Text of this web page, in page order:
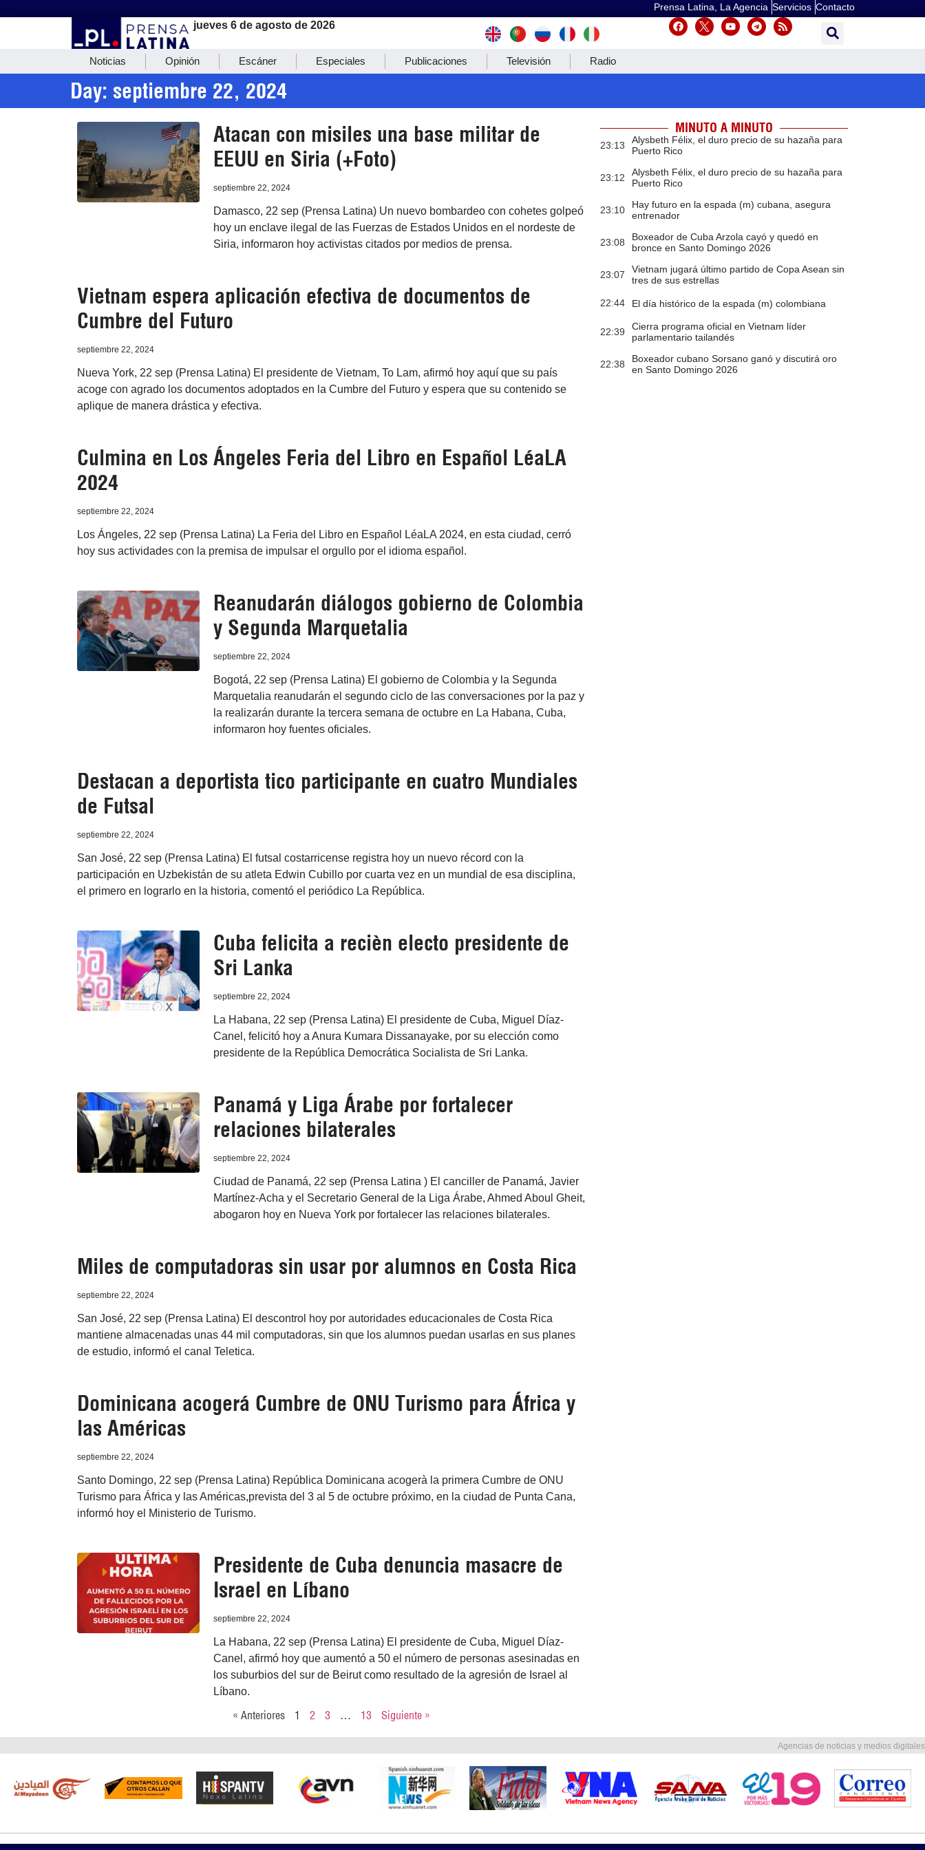
Prensa Latina, La Agencia Servicios Contacto
jueves 6 de agosto de 2026
Noticias Opinión Escáner Especiales Publicaciones Televisión Radio
Day: septiembre 22, 2024
Atacan con misiles una base militar de
EEUU en Siria (+Foto)
septiembre 22, 2024
Damasco, 22 sep (Prensa Latina) Un nuevo bombardeo con cohetes golpeó
hoy un enclave ilegal de las Fuerzas de Estados Unidos en el nordeste de
Siria, informaron hoy activistas citados por medios de prensa.
Vietnam espera aplicación efectiva de documentos de
Cumbre del Futuro
septiembre 22, 2024
Nueva York, 22 sep (Prensa Latina) El presidente de Vietnam, To Lam, afirmó hoy aquí que su país
acoge con agrado los documentos adoptados en la Cumbre del Futuro y espera que su contenido se
aplique de manera drástica y efectiva.
Culmina en Los Ángeles Feria del Libro en Español LéaLA
2024
septiembre 22, 2024
Los Ángeles, 22 sep (Prensa Latina) La Feria del Libro en Español LéaLA 2024, en esta ciudad, cerró
hoy sus actividades con la premisa de impulsar el orgullo por el idioma español.
Reanudarán diálogos gobierno de Colombia
y Segunda Marquetalia
septiembre 22, 2024
Bogotá, 22 sep (Prensa Latina) El gobierno de Colombia y la Segunda
Marquetalia reanudarán el segundo ciclo de las conversaciones por la paz y
la realizarán durante la tercera semana de octubre en La Habana, Cuba,
informaron hoy fuentes oficiales.
Destacan a deportista tico participante en cuatro Mundiales
de Futsal
septiembre 22, 2024
San José, 22 sep (Prensa Latina) El futsal costarricense registra hoy un nuevo récord con la
participación en Uzbekistán de su atleta Edwin Cubillo por cuarta vez en un mundial de esa disciplina,
el primero en lograrlo en la historia, comentó el periódico La República.
Cuba felicita a recièn electo presidente de
Sri Lanka
septiembre 22, 2024
La Habana, 22 sep (Prensa Latina) El presidente de Cuba, Miguel Díaz-
Canel, felicitó hoy a Anura Kumara Dissanayake, por su elección como
presidente de la República Democrática Socialista de Sri Lanka.
Panamá y Liga Árabe por fortalecer
relaciones bilaterales
septiembre 22, 2024
Ciudad de Panamá, 22 sep (Prensa Latina ) El canciller de Panamá, Javier
Martínez-Acha y el Secretario General de la Liga Árabe, Ahmed Aboul Gheit,
abogaron hoy en Nueva York por fortalecer las relaciones bilaterales.
Miles de computadoras sin usar por alumnos en Costa Rica
septiembre 22, 2024
San José, 22 sep (Prensa Latina) El descontrol hoy por autoridades educacionales de Costa Rica
mantiene almacenadas unas 44 mil computadoras, sin que los alumnos puedan usarlas en sus planes
de estudio, informó el canal Teletica.
Dominicana acogerá Cumbre de ONU Turismo para África y
las Américas
septiembre 22, 2024
Santo Domingo, 22 sep (Prensa Latina) República Dominicana acogerà la primera Cumbre de ONU
Turismo para África y las Américas,prevista del 3 al 5 de octubre próximo, en la ciudad de Punta Cana,
informó hoy el Ministerio de Turismo.
Presidente de Cuba denuncia masacre de
Israel en Líbano
septiembre 22, 2024
La Habana, 22 sep (Prensa Latina) El presidente de Cuba, Miguel Díaz-
Canel, afirmó hoy que aumentó a 50 el número de personas asesinadas en
los suburbios del sur de Beirut como resultado de la agresión de Israel al
Líbano.
« Anteriores 1 2 3 … 13 Siguiente »
MINUTO A MINUTO
23:13
Alysbeth Félix, el duro precio de su hazaña para
Puerto Rico
23:12
Alysbeth Félix, el duro precio de su hazaña para
Puerto Rico
23:10
Hay futuro en la espada (m) cubana, asegura
entrenador
23:08
Boxeador de Cuba Arzola cayó y quedó en
bronce en Santo Domingo 2026
23:07
Vietnam jugará último partido de Copa Asean sin
tres de sus estrellas
22:44 El día histórico de la espada (m) colombiana
22:39
Cierra programa oficial en Vietnam líder
parlamentario tailandés
22:38
Boxeador cubano Sorsano ganó y discutirá oro
en Santo Domingo 2026
Agencias de noticias y medios digitales